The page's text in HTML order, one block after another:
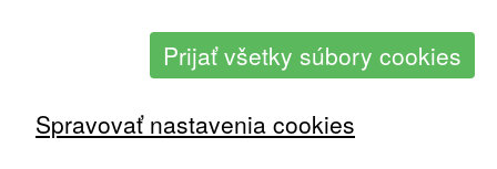
Prijať všetky súbory cookies
Spravovať nastavenia cookies